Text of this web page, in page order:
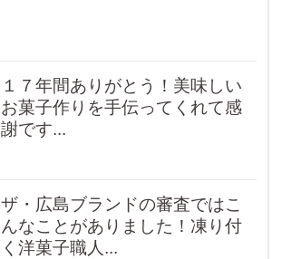
１７年間ありがとう！美味しい
お菓子作りを手伝ってくれて感
謝です...
ザ・広島ブランドの審査ではこ
んなことがありました！凍り付
く洋菓子職人...